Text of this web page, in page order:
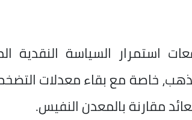
استمرار السياسة النقدية
خاصة مع بقاء معدلات
مقارنة بالمعدن النفيس.